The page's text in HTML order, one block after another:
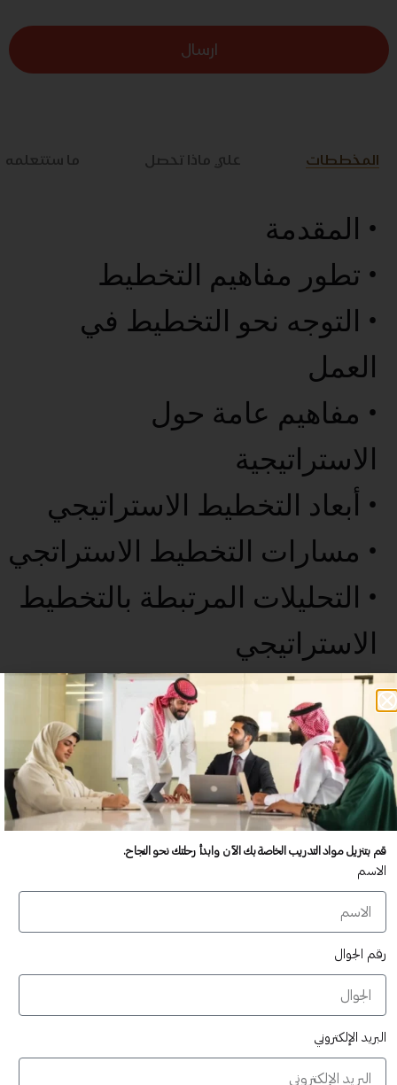
ارسال
المخططات علي ماذا تحصل ما ستتعلمه
• المقدمة
• تطور مفاهيم التخطيط
• التوجه نحو التخطيط في
العمل
• مفاهيم عامة حول
الاستراتيجية
• أبعاد التخطيط الاستراتيجي
• مسارات التخطيط الاستراتجي
• التحليلات المرتبطة بالتخطيط
الاستراتيجي
• الخاتمة
عدد غير محدود من المستخدمين
تدريب أكبر عدد تريده من المشاركين في موقعك - ​​إلى الأبد!
لا توجد رسوم تجديد سنوية
تدريب أكبر عدد تريده من المشاركين في موقعك - ​​إلى الأبد!
قم بتنزيل مواد التدريب الخاصة بك الآن وابدأ رحلتك نحو النجاح.
الاسم
رقم الجوال
البريد الإلكتروني